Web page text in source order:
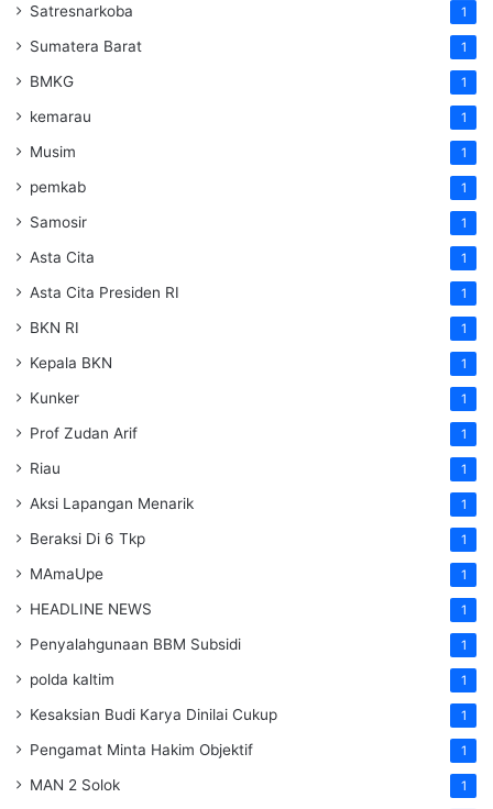
Satresnarkoba 1
Sumatera Barat 1
BMKG 1
kemarau 1
Musim 1
pemkab 1
Samosir 1
Asta Cita 1
Asta Cita Presiden RI 1
BKN RI 1
Kepala BKN 1
Kunker 1
Prof Zudan Arif 1
Riau 1
Aksi Lapangan Menarik 1
Beraksi Di 6 Tkp 1
MAmaUpe 1
HEADLINE NEWS 1
Penyalahgunaan BBM Subsidi 1
polda kaltim 1
Kesaksian Budi Karya Dinilai Cukup 1
Pengamat Minta Hakim Objektif 1
MAN 2 Solok 1